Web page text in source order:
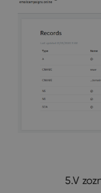
5.V